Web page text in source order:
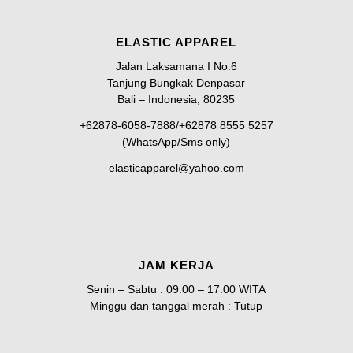
ELASTIC APPAREL
Jalan Laksamana I No.6
Tanjung Bungkak Denpasar
Bali – Indonesia, 80235
+62878-6058-7888/+62878 8555 5257
(WhatsApp/Sms only)
elasticapparel@yahoo.com
JAM KERJA
Senin – Sabtu : 09.00 – 17.00 WITA
Minggu dan tanggal merah : Tutup